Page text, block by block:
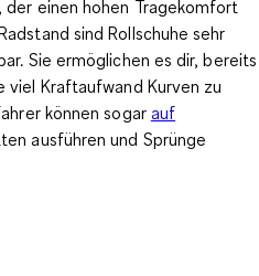
einen hohen Tragekomfort
sind Rollschuhesehr
Sie ermöglichen es dir, bereits
viel Kraftaufwand Kurven zu
können sogar auf
ausführen und Sprünge